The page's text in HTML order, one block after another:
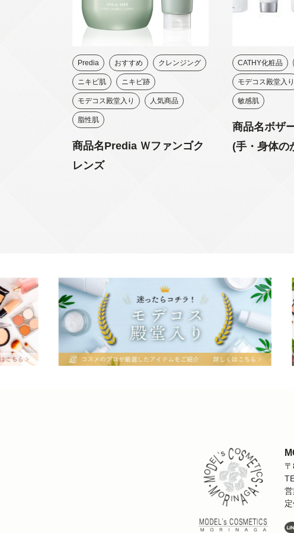
Predia おすすめ クレンジング
ニキビ肌 ニキビ跡
モデコス殿堂入り 人気商品
脂性肌
商品名Predia Ｗファンゴク
レンズ
CATHY化粧品
モデコス殿堂入り
敏感肌
商品名ボザ
(手・身体の